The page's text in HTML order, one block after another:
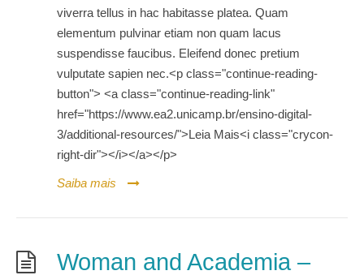
viverra tellus in hac habitasse platea. Quam
elementum pulvinar etiam non quam lacus
suspendisse faucibus. Eleifend donec pretium
vulputate sapien nec.<p class="continue-reading-
button"> <a class="continue-reading-link"
href="https://www.ea2.unicamp.br/ensino-digital-
3/additional-resources/">Leia Mais<i class="crycon-
right-dir"></i></a></p>
Saiba mais
Woman and Academia –